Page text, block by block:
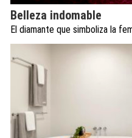
Belleza indomable
El diamante que simboliza la